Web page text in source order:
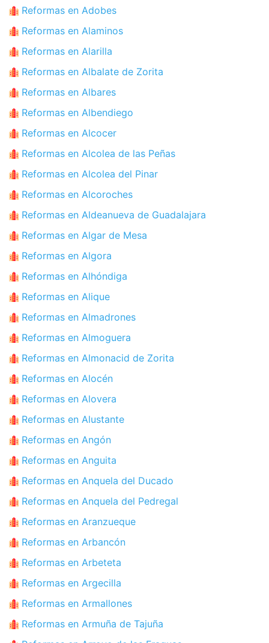
Reformas en Adobes
Reformas en Alaminos
Reformas en Alarilla
Reformas en Albalate de Zorita
Reformas en Albares
Reformas en Albendiego
Reformas en Alcocer
Reformas en Alcolea de las Peñas
Reformas en Alcolea del Pinar
Reformas en Alcoroches
Reformas en Aldeanueva de Guadalajara
Reformas en Algar de Mesa
Reformas en Algora
Reformas en Alhóndiga
Reformas en Alique
Reformas en Almadrones
Reformas en Almoguera
Reformas en Almonacid de Zorita
Reformas en Alocén
Reformas en Alovera
Reformas en Alustante
Reformas en Angón
Reformas en Anguita
Reformas en Anquela del Ducado
Reformas en Anquela del Pedregal
Reformas en Aranzueque
Reformas en Arbancón
Reformas en Arbeteta
Reformas en Argecilla
Reformas en Armallones
Reformas en Armuña de Tajuña